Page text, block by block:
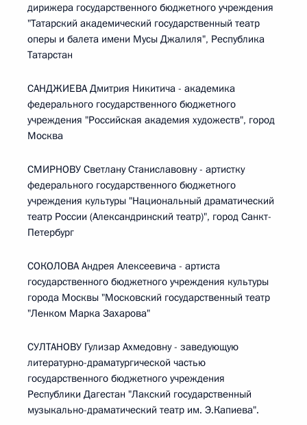
дирижера государственного бюджетного учреждения
"Татарский академический государственный театр
оперы и балета имени Мусы Джалиля", Республика
Татарстан
САНДЖИЕВА Дмитрия Никитича - академика
федерального государственного бюджетного
учреждения "Российская академия художеств", город
Москва
СМИРНОВУ Светлану Станиславовну - артистку
федерального государственного бюджетного
учреждения культуры "Национальный драматический
театр России (Александринский театр)", город Санкт-
Петербург
СОКОЛОВА Андрея Алексеевича - артиста
государственного бюджетного учреждения культуры
города Москвы "Московский государственный театр
"Ленком Марка Захарова"
СУЛТАНОВУ Гулизар Ахмедовну - заведующую
литературно-драматургической частью
государственного бюджетного учреждения
Республики Дагестан "Лакский государственный
музыкально-драматический театр им. Э.Капиева".